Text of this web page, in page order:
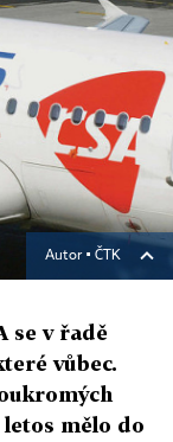
Autor ▪ ČTK
se v řadě
vůbec.
mělo do